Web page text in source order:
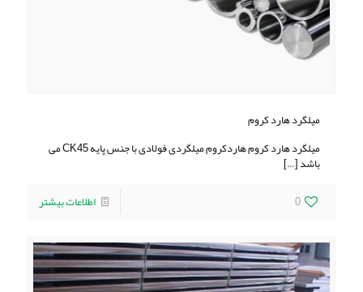
میلگرد هارد کروم
میلگرد هارد کروم هاردكروم ميلگردی فولادی با جنس پايه CK45 می
باشد[…]
0
اطلاعات بیشتر